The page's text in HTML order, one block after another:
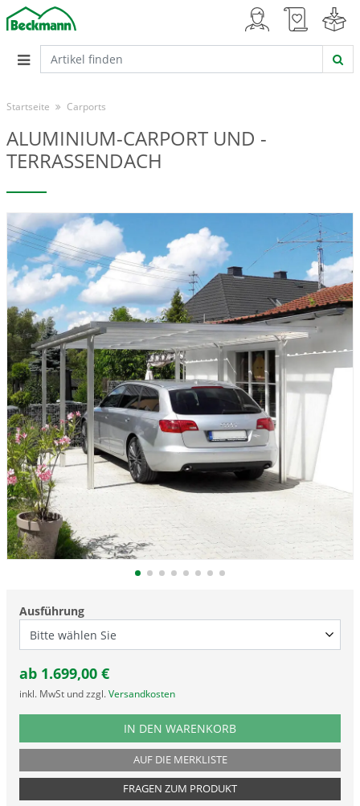
Startseite Carports
ALUMINIUM-CARPORT UND -
TERRASSENDACH
Ausführung
ab 1.699,00 €
inkl. MwSt und zzgl. Versandkosten
PRODUKTNUMMER CPT
IN DEN WARENKORB
AUF DIE MERKLISTE
FRAGEN ZUM PRODUKT